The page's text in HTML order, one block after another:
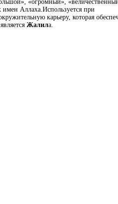
Аллаха.Используется при
карьеру, которая
Жалила.